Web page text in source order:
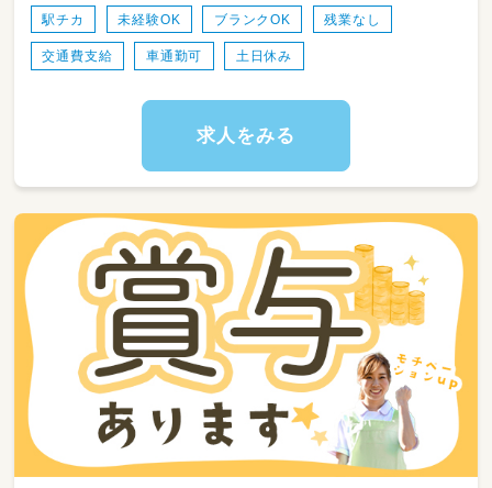
課後活動をサポートしています。
学校という枠組みから卒業し、社会人となった
そんな想いを込めながら、職員も一緒に遊んだ
すので、ご安心ください。
また、毎日ミーティングの時間を取っています
ので、その都度、子どものことや業務・支援のこ
となど、疑問点があればみんなで相談しながら
進めています。
子どもの自立や成長をサポートするお仕事で
す！
子どもたちの未来を一緒に考えていただける方
をお待ちしております！
【仕事内容】
駅チカ 未経験OK ブランクOK 残業なし
交通費支給 車通勤可 土日休み
求人をみる